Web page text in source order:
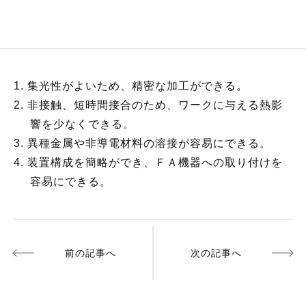
集光性がよいため、精密な加工ができる。
非接触、短時間接合のため、ワークに与える熱影
響を少なくできる。
異種金属や非導電材料の溶接が容易にできる。
装置構成を簡略ができ、ＦＡ機器への取り付けを
容易にできる。
前の記事へ 次の記事へ